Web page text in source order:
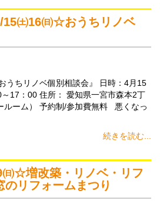
15㈯16㈰☆おうちリノベ
うちリノベ個別相談会』 日時：4月15
17：00 住所： 愛知県一宮市森本2丁
ーム） 予約制/参加費無料 悪くなっ
続きを読む...
☆増改築・リノベ・リフ
のリフォームまつり